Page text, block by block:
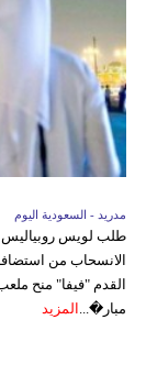
مدريد - السعودية اليوم
طلب لويس روبياليس
القدم "فيفا" منح
مبار�...
المزيد